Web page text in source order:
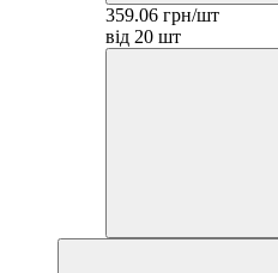
359.06 грн/шт
від 20 шт